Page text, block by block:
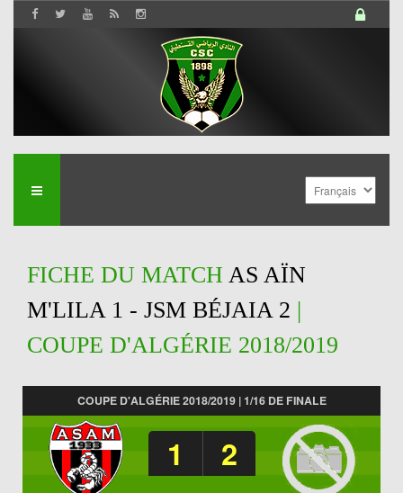
FICHE DU MATCH AS AÏN
M'LILA 1 - JSM BÉJAIA 2 |
COUPE D'ALGÉRIE 2018/2019
COUPE D'ALGÉRIE 2018/2019 | 1/16 DE FINALE
1 2